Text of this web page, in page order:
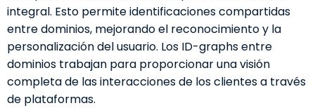
integral. Esto permite identificaciones compartidas
entre dominios, mejorando el reconocimiento y la
personalización del usuario. Los ID-graphs entre
dominios trabajan para proporcionar una visión
completa de las interacciones de los clientes a través
de plataformas.